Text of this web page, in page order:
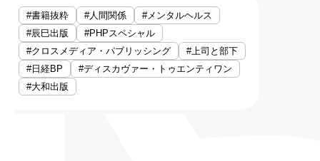
#書籍抜粋 #人間関係
#メンタルヘルス
#辰巳出版
#PHPスペシャル
#クロスメディア・パブリッシング
#上司と部下
#日経BP
#ディスカヴァー・トゥエンティワン
#大和出版